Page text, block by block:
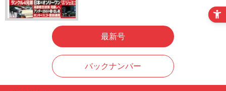
最新号
バックナンバー